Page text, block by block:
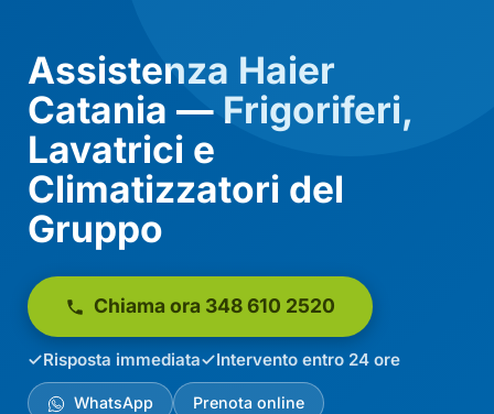
Assistenza Haier
Catania — Frigoriferi,
Lavatrici e
Climatizzatori del
Gruppo
Chiama ora 348 610 2520
Risposta immediata Intervento entro 24 ore
WhatsApp Prenota online